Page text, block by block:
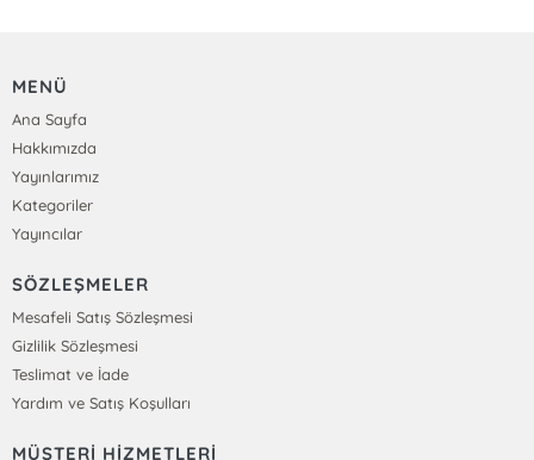
MENÜ
Ana Sayfa
Hakkımızda
Yayınlarımız
Kategoriler
Yayıncılar
SÖZLEŞMELER
Mesafeli Satış Sözleşmesi
Gizlilik Sözleşmesi
Teslimat ve İade
Yardım ve Satış Koşulları
MÜŞTERİ HİZMETLERİ